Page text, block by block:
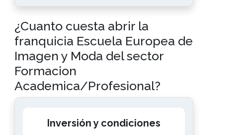
¿Cuanto cuesta abrir la
franquicia Escuela Europea de
Imagen y Moda del sector
Formacion
Academica/Profesional?
Inversión y condiciones